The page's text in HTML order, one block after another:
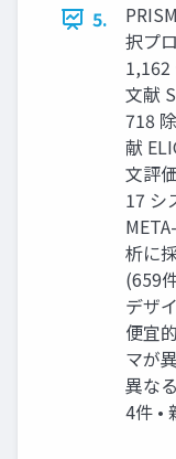
5.
択プ
1,162
文献
718
献
文評
17 シ
析に
(659
デザ
便宜
マが
異な
4件 •